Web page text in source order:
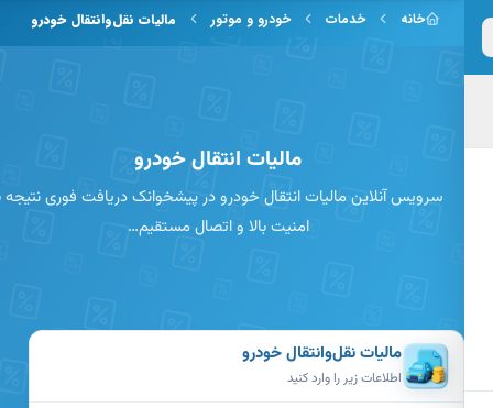
به محتوای اصلی
خانه خدمات خودرو و موتور مالیات نقل‌وانتقال خودرو
مالیات انتقال خودرو
سرویس آنلاین مالیات انتقال خودرو در پیشخوانک دریافت فوری نتیجه با
امنیت بالا و اتصال مستقیم…
مالیات نقل‌وانتقال خودرو
اطلاعات زیر را وارد کنید